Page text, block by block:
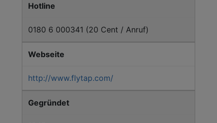
Hotline
0180 6 000341 (20 Cent / Anruf)
Webseite
http://www.flytap.com/
Gegründet